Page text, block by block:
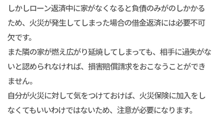
しかしローン返済中に家がなくなると負債のみがのしかかる
ため、火災が発生してしまった場合の借金返済には必要不可
欠です。
また隣の家が燃え広がり延焼してしまっても、相手に過失がな
いと認められなければ、損害賠償請求をおこなうことができ
ません。
自分が火災に対して気をつけておけば、火災保険に加入をし
なくてもいいわけではないため、注意が必要になります。